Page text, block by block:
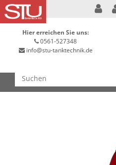
Hier erreichen Sie uns:
0561-527348
info@stu-tanktechnik.de